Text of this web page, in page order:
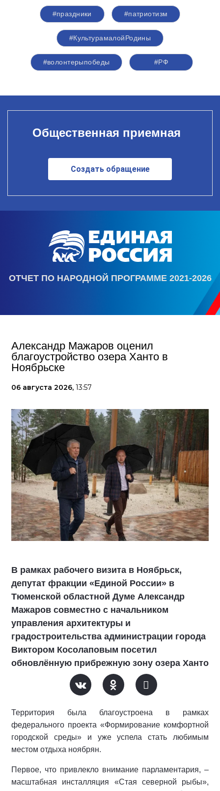
#праздники #патриотизм
#КультурамалойРодины
#волонтерыпобеды #РФ
Общественная приемная
Создать обращение
ОТЧЕТ ПО НАРОДНОЙ ПРОГРАММЕ 2021-2026
Александр Мажаров оценил
благоустройство озера Ханто в
Ноябрьске
06 августа 2026, 13:57
В рамках рабочего визита в Ноябрьск,
депутат фракции «Единой России» в
Тюменской областной Думе Александр
Мажаров совместно с начальником
управления архитектуры и
градостроительства администрации города
Виктором Косолаповым посетил
обновлённую прибрежную зону озера Ханто
Территория была благоустроена в рамках
федерального проекта «Формирование комфортной
городской среды» и уже успела стать любимым
местом отдыха ноябрян.
Первое, что привлекло внимание парламентария, –
масштабная инсталляция «Стая северной рыбы»,